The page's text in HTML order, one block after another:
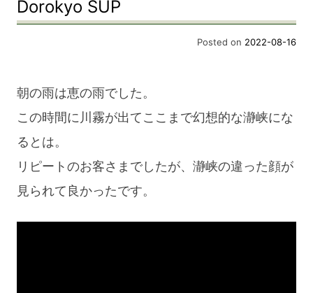
Dorokyo SUP
Posted on 2022-08-16
朝の雨は恵の雨でした。
この時間に川霧が出てここまで幻想的な瀞峡にな
るとは。
リピートのお客さまでしたが、瀞峡の違った顔が
見られて良かったです。